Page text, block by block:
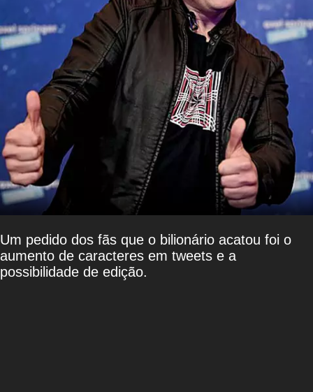
Um pedido dos fãs que o bilionário acatou foi o
aumento de caracteres em tweets e a
possibilidade de edição.